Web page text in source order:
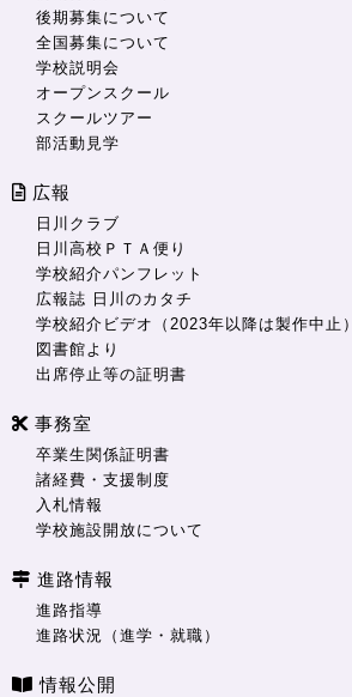
後期募集について
全国募集について
学校説明会
オープンスクール
スクールツアー
部活動見学
広報
日川クラブ
日川高校ＰＴＡ便り
学校紹介パンフレット
広報誌 日川のカタチ
学校紹介ビデオ（2023年以降は製作中止）
図書館より
出席停止等の証明書
事務室
卒業生関係証明書
諸経費・支援制度
入札情報
学校施設開放について
進路情報
進路指導
進路状況（進学・就職）
情報公開